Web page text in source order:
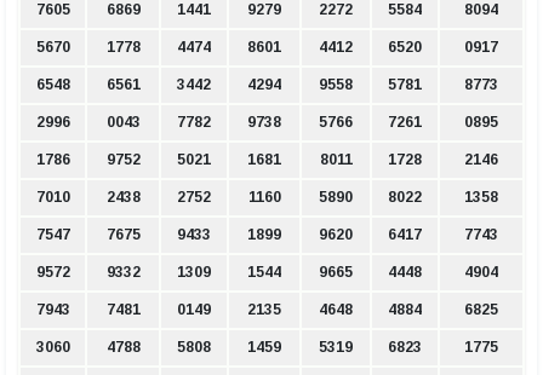
7605 6869 1441 9279 2272 5584 8094
5670 1778 4474 8601 4412 6520 0917
6548 6561 3442 4294 9558 5781 8773
2996 0043 7782 9738 5766 7261 0895
1786 9752 5021 1681 8011 1728 2146
7010 2438 2752 1160 5890 8022 1358
7547 7675 9433 1899 9620 6417 7743
9572 9332 1309 1544 9665 4448 4904
7943 7481 0149 2135 4648 4884 6825
3060 4788 5808 1459 5319 6823 1775